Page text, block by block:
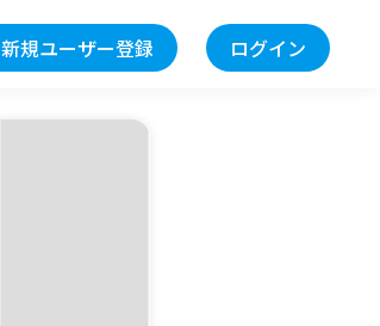
新規ユーザー登録 ログイン